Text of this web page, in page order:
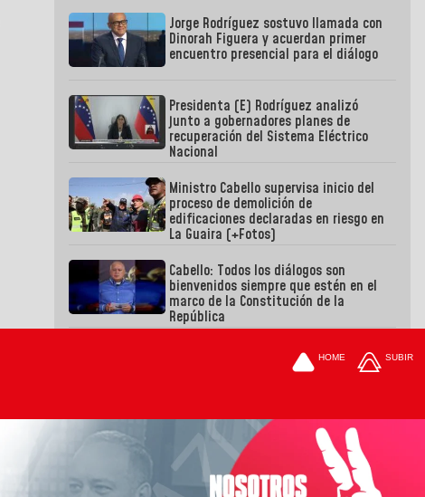
Jorge Rodríguez sostuvo llamada con
Dinorah Figuera y acuerdan primer
encuentro presencial para el diálogo
Presidenta (E) Rodríguez analizó
junto a gobernadores planes de
recuperación del Sistema Eléctrico
Nacional
Ministro Cabello supervisa inicio del
proceso de demolición de
edificaciones declaradas en riesgo en
La Guaira (+Fotos)
Cabello: Todos los diálogos son
bienvenidos siempre que estén en el
marco de la Constitución de la
República
HOME SUBIR